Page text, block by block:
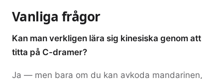
Vanliga frågor
Kan man verkligen lära sig kinesiska genom att
titta på C-dramer?
Ja — men bara om du kan avkoda mandarinen,